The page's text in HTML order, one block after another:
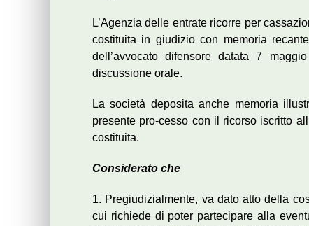
L’Agenzia delle entrate ricorre per
costituita in giudizio con memoria
dell’avvocato difensore datata 7
discussione orale.
La società deposita anche memoria
presente pro-cesso con il ricorso iscritto
costituita.
Considerato che
1. Pregiudizialmente, va dato atto della
cui richiede di poter partecipare alla